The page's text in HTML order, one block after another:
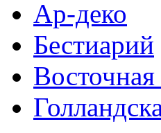
Ар-деко
Бестиарий
Восточная